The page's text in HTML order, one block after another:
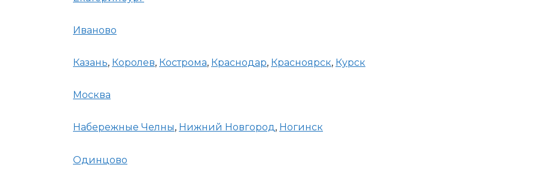
Иваново
Казань, Королев, Кострома, Краснодар, Красноярск, Курск
Москва
Набережные Челны, Нижний Новгород, Ногинск
Одинцово